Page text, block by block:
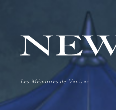
Les Mémoires de Vanitas